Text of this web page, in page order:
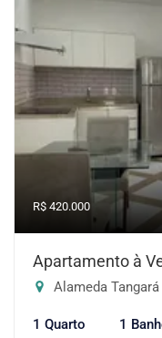
R$ 420.000
Apartamento à
Alameda
1 Quarto 1